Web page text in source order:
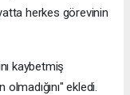
herkes görevinin
kaybetmiş
ekledi.